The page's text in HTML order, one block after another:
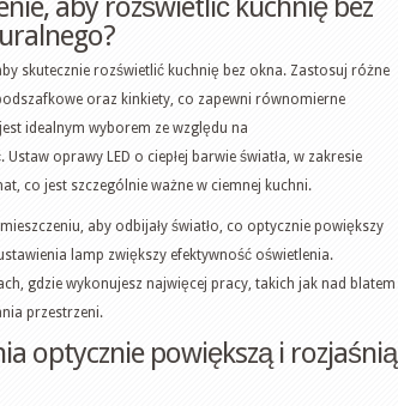
aby rozświetlić kuchnię bez
skutecznie rozświetlić kuchnię bez okna. Zastosuj różne
oraz kinkiety, co zapewni równomierne
idealnym wyborem ze względu na
Ustaw oprawy LED o ciepłej barwie światła, w zakresie
co jest szczególnie ważne w ciemnej kuchni.
aby odbijały światło, co optycznie powiększy
lamp zwiększy efektywność oświetlenia.
gdzie wykonujesz najwięcej pracy, takich jak nad blatem
przestrzeni.
optycznie powiększą i rozjaśnią